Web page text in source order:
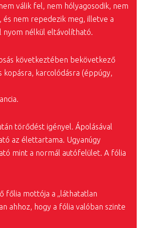
válik fel, nem hólyagosodik, nem
és nem repedezik meg, illetve a
nyom nélkül eltávolítható.
következtében bekövetkező
karcolódásra (éppúgy,
törődést igényel. Ápolásával
az élettartama. Ugyanúgy
mint a normál autófelület. A fólia
főlia mottója a „láthatatlan
ahhoz, hogy a fólia valóban szinte